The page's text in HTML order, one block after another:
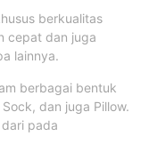
berkualitas
cepat dan juga
lainnya.
berbagai bentuk
Sock, dan juga Pillow.
pada